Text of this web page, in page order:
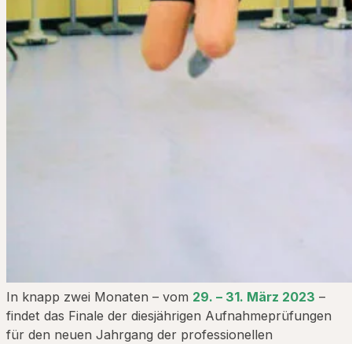
In knapp zwei Monaten – vom 29. – 31. März 2023 –
findet das Finale der diesjährigen Aufnahmeprüfungen
für den neuen Jahrgang der professionellen